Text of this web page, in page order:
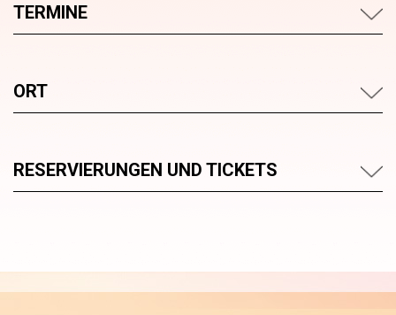
TERMINE
ORT
RESERVIERUNGEN UND TICKETS